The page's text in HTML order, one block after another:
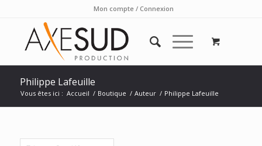
Mon compte / Connexion
Philippe Lafeuille
Vous êtes ici : Accueil / Boutique / Auteur / Philippe Lafeuille